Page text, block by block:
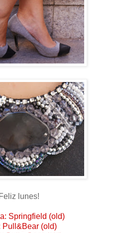
lunes!
Springfield (old)
Pull&Bear (old)